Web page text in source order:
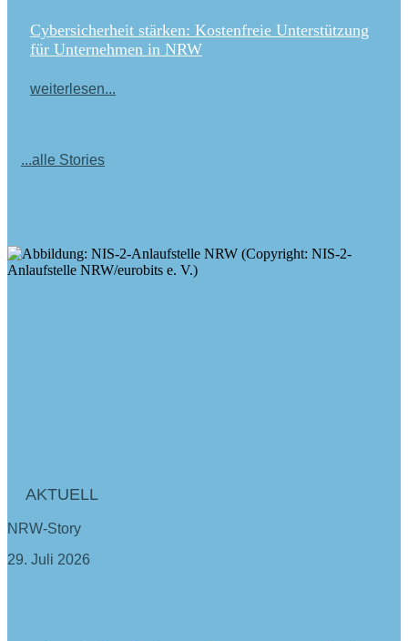
Cybersicherheit stärken: Kostenfreie Unterstützung
für Unternehmen in NRW
weiterlesen...
...alle Stories
AKTUELL
NRW-Story
29. Juli 2026